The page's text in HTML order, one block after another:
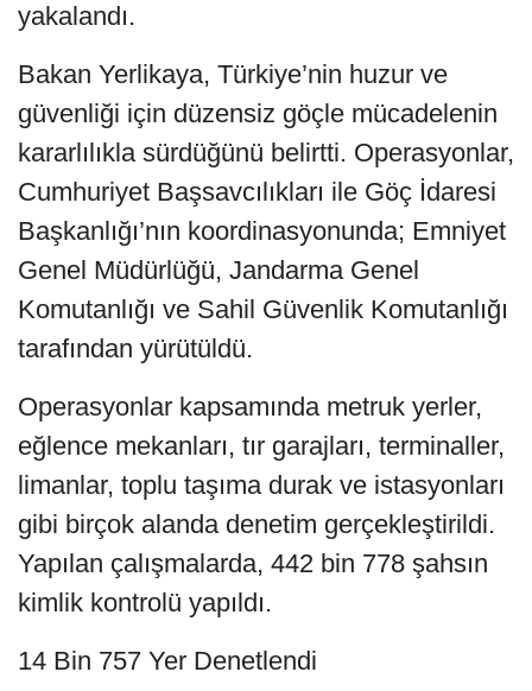
yakalandı.
Bakan Yerlikaya, Türkiye’nin huzur ve
güvenliği için düzensiz göçle mücadelenin
kararlılıkla sürdüğünü belirtti. Operasyonlar,
Cumhuriyet Başsavcılıkları ile Göç İdaresi
Başkanlığı’nın koordinasyonunda; Emniyet
Genel Müdürlüğü, Jandarma Genel
Komutanlığı ve Sahil Güvenlik Komutanlığı
tarafından yürütüldü.
Operasyonlar kapsamında metruk yerler,
eğlence mekanları, tır garajları, terminaller,
limanlar, toplu taşıma durak ve istasyonları
gibi birçok alanda denetim gerçekleştirildi.
Yapılan çalışmalarda, 442 bin 778 şahsın
kimlik kontrolü yapıldı.
14 Bin 757 Yer Denetlendi